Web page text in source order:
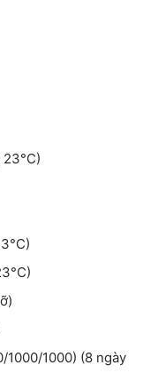
1000/1000) (8 ngày